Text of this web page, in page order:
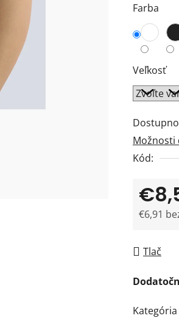
Farba
Veľkosť
Možnosti
Kód:
€6,91
Tlač
Kategória